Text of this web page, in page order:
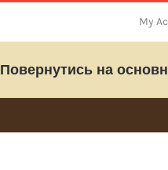
My
Повернутись на